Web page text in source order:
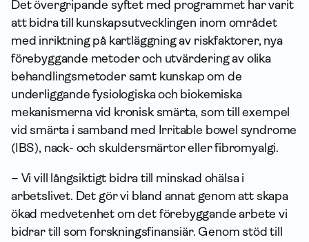
Det övergripande syftet med programmet har varit
att bidra till kunskapsutvecklingen inom området
med inriktning på kartläggning av riskfaktorer, nya
förebyggande metoder och utvärdering av olika
behandlingsmetoder samt kunskap om de
underliggande fysiologiska och biokemiska
mekanismerna vid kronisk smärta, som till exempel
vid smärta i samband med Irritable bowel syndrome
(IBS), nack- och skuldersmärtor eller fibromyalgi.
– Vi vill långsiktigt bidra till minskad ohälsa i
arbetslivet. Det gör vi bland annat genom att skapa
ökad medvetenhet om det förebyggande arbete vi
bidrar till som forskningsfinansiär. Genom stöd till